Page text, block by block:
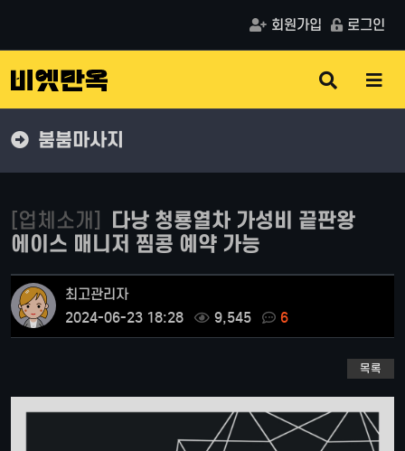
회원가입 로그인
검
색
버
메
버
붐붐마사지
[업체소개] 다낭 청룡열차 가성비 끝판왕
에이스 매니저 찜콩 예약 가능
최고관리자
2024-06-23 18:28
9,545 6
목록